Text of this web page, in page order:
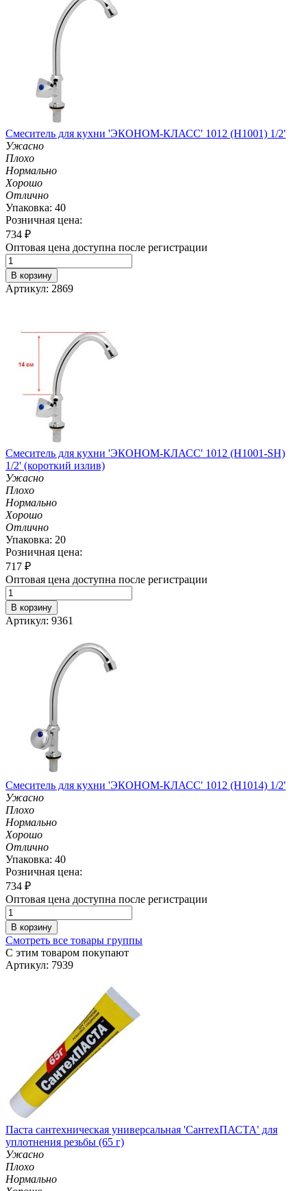
Смеситель для кухни 'ЭКОНОМ-КЛАСС' 1012 (H1001) 1/2'
Ужасно
Плохо
Нормально
Хорошо
Отлично
Упаковка: 40
Розничная цена:
734 ₽
Оптовая цена доступна после регистрации
В корзину
Артикул: 2869
Смеситель для кухни 'ЭКОНОМ-КЛАСС' 1012 (H1001-SH)
1/2' (короткий излив)
Ужасно
Плохо
Нормально
Хорошо
Отлично
Упаковка: 20
Розничная цена:
717 ₽
Оптовая цена доступна после регистрации
В корзину
Артикул: 9361
Смеситель для кухни 'ЭКОНОМ-КЛАСС' 1012 (H1014) 1/2'
Ужасно
Плохо
Нормально
Хорошо
Отлично
Упаковка: 40
Розничная цена:
734 ₽
Оптовая цена доступна после регистрации
В корзину
Смотреть все товары группы
С этим товаром покупают
Артикул: 7939
Паста сантехническая универсальная 'СантехПАСТА' для
уплотнения резьбы (65 г)
Ужасно
Плохо
Нормально